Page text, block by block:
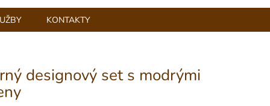
KONTAKTY
designový set s modrými